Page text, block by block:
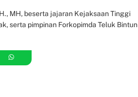
MH, beserta jajaran Kejaksaan Tinggi
serta pimpinan Forkopimda Teluk